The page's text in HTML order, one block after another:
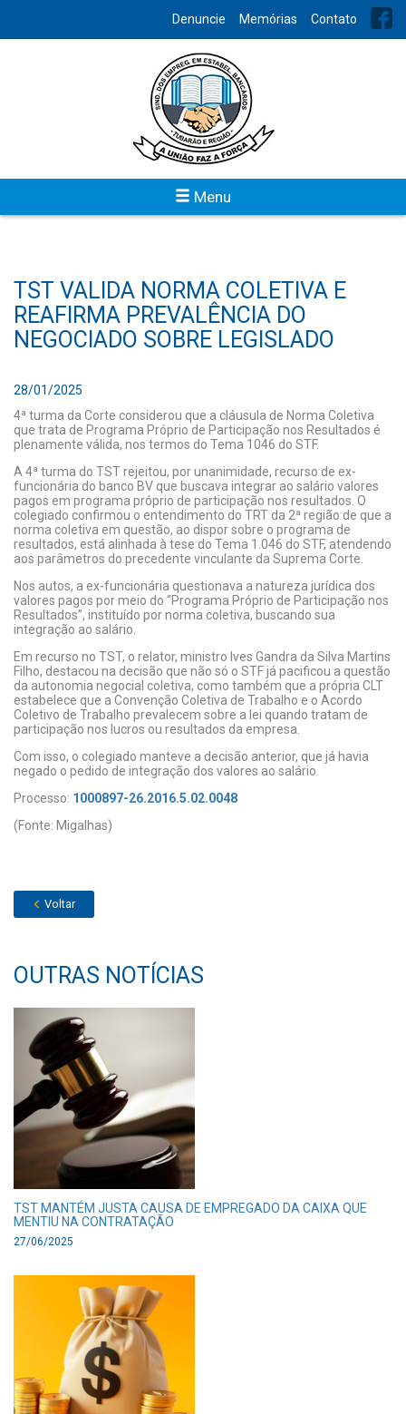
Denuncie Memórias Contato
Menu
TST VALIDA NORMA COLETIVA E
REAFIRMA PREVALÊNCIA DO
NEGOCIADO SOBRE LEGISLADO
28/01/2025
4ª turma da Corte considerou que a cláusula de Norma Coletiva
que trata de Programa Próprio de Participação nos Resultados é
plenamente válida, nos termos do Tema 1046 do STF.
A 4ª turma do TST rejeitou, por unanimidade, recurso de ex-
funcionária do banco BV que buscava integrar ao salário valores
pagos em programa próprio de participação nos resultados. O
colegiado confirmou o entendimento do TRT da 2ª região de que a
norma coletiva em questão, ao dispor sobre o programa de
resultados, está alinhada à tese do Tema 1.046 do STF, atendendo
aos parâmetros do precedente vinculante da Suprema Corte.
Nos autos, a ex-funcionária questionava a natureza jurídica dos
valores pagos por meio do “Programa Próprio de Participação nos
Resultados”, instituído por norma coletiva, buscando sua
integração ao salário.
Em recurso no TST, o relator, ministro Ives Gandra da Silva Martins
Filho, destacou na decisão que não só o STF já pacificou a questão
da autonomia negocial coletiva, como também que a própria CLT
estabelece que a Convenção Coletiva de Trabalho e o Acordo
Coletivo de Trabalho prevalecem sobre a lei quando tratam de
participação nos lucros ou resultados da empresa.
Com isso, o colegiado manteve a decisão anterior, que já havia
negado o pedido de integração dos valores ao salário.
Processo: 1000897-26.2016.5.02.0048
(Fonte: Migalhas)
Voltar
OUTRAS NOTÍCIAS
TST MANTÉM JUSTA CAUSA DE EMPREGADO DA CAIXA QUE
MENTIU NA CONTRATAÇÃO
27/06/2025